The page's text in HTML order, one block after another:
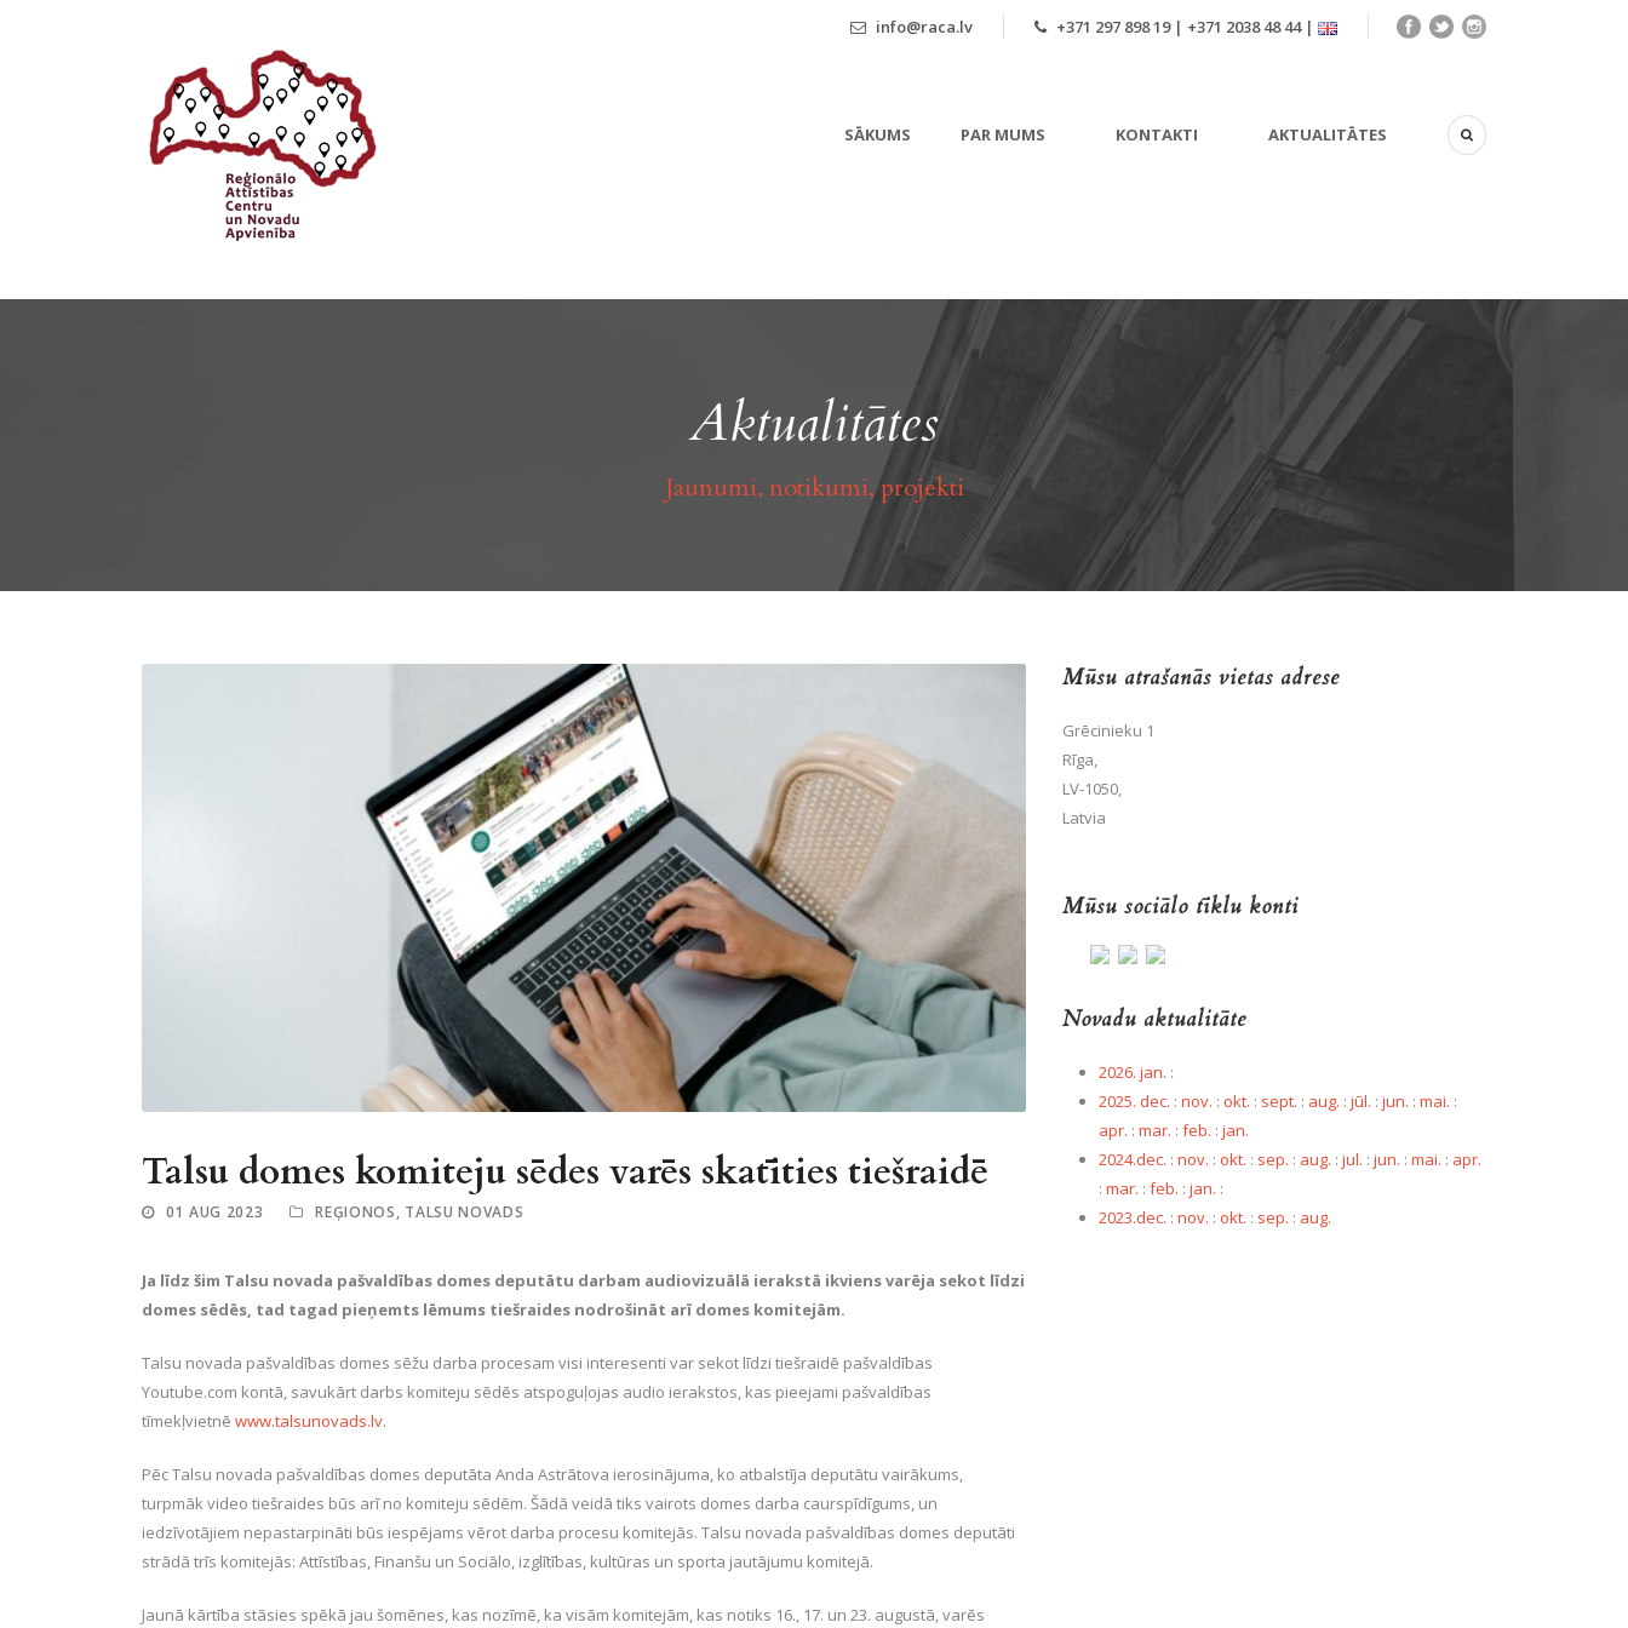
info@raca.lv +371 297 898 19 | +371 2038 48 44 |
SĀKUMS PAR MUMS KONTAKTI AKTUALITĀTES
Aktualitātes
Jaunumi, notikumi, projekti
Talsu domes komiteju sēdes varēs skatīties tiešraidē
01 AUG 2023 REĢIONOS, TALSU NOVADS
Ja līdz šim Talsu novada pašvaldības domes deputātu darbam audiovizuālā ierakstā ikviens varēja sekot līdzi
domes sēdēs, tad tagad pieņemts lēmums tiešraides nodrošināt arī domes komitejām.
Talsu novada pašvaldības domes sēžu darba procesam visi interesenti var sekot līdzi tiešraidē pašvaldības
Youtube.com kontā, savukārt darbs komiteju sēdēs atspoguļojas audio ierakstos, kas pieejami pašvaldības
tīmekļvietnē www.talsunovads.lv.
Pēc Talsu novada pašvaldības domes deputāta Anda Astrātova ierosinājuma, ko atbalstīja deputātu vairākums,
turpmāk video tiešraides būs arī no komiteju sēdēm. Šādā veidā tiks vairots domes darba caurspīdīgums, un
iedzīvotājiem nepastarpināti būs iespējams vērot darba procesu komitejās. Talsu novada pašvaldības domes deputāti
strādā trīs komitejās: Attīstības, Finanšu un Sociālo, izglītības, kultūras un sporta jautājumu komitejā.
Jaunā kārtība stāsies spēkā jau šomēnes, kas nozīmē, ka visām komitejām, kas notiks 16., 17. un 23. augustā, varēs
Mūsu atrašanās vietas adrese
Grēcinieku 1
Rīga,
LV-1050,
Latvia
Mūsu sociālo tīklu konti
Novadu aktualitāte
2026. jan. :
2025. dec. : nov. : okt. : sept. : aug. : jūl. : jun. : mai. :
apr. : mar. : feb. : jan.
2024.dec. : nov. : okt. : sep. : aug. : jul. : jun. : mai. : apr.
: mar. : feb. : jan. :
2023.dec. : nov. : okt. : sep. : aug.